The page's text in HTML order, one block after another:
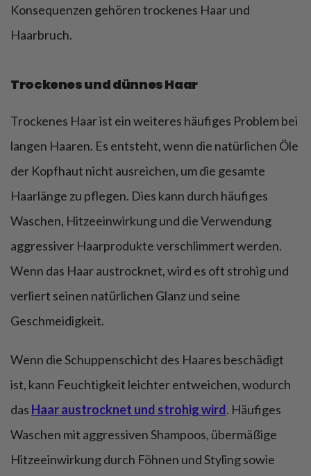
Konsequenzen gehören trockenes Haar und
Haarbruch.
Trockenes und dünnes Haar
Trockenes Haar ist ein weiteres häufiges Problem bei
langen Haaren. Es entsteht, wenn die natürlichen Öle
der Kopfhaut nicht ausreichen, um die gesamte
Haarlänge zu pflegen. Dies kann durch häufiges
Waschen, Hitzeeinwirkung und die Verwendung
aggressiver Haarprodukte verschlimmert werden.
Wenn das Haar austrocknet, wird es oft strohig und
verliert seinen natürlichen Glanz und seine
Geschmeidigkeit.
Wenn die Schuppenschicht des Haares beschädigt
ist, kann Feuchtigkeit leichter entweichen, wodurch
das Haar austrocknet und strohig wird. Häufiges
Waschen mit aggressiven Shampoos, übermäßige
Hitzeeinwirkung durch Föhnen und Styling sowie